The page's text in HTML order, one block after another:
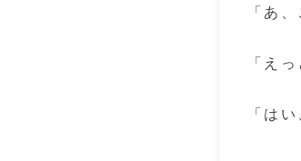
「あ
「え
「は